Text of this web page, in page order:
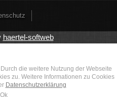
haertel-softweb
die weitere Nutzung der Webseite
zu. Weitere Informationen zu Cookies
Datenschutzerklärung
Ok